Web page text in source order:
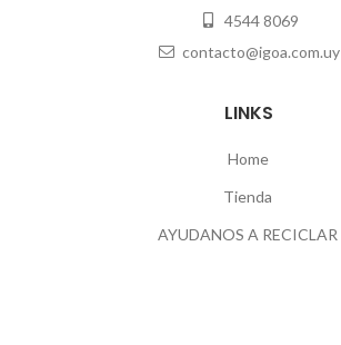
4544 8069
contacto@igoa.com.uy
LINKS
Home
Tienda
AYUDANOS A RECICLAR